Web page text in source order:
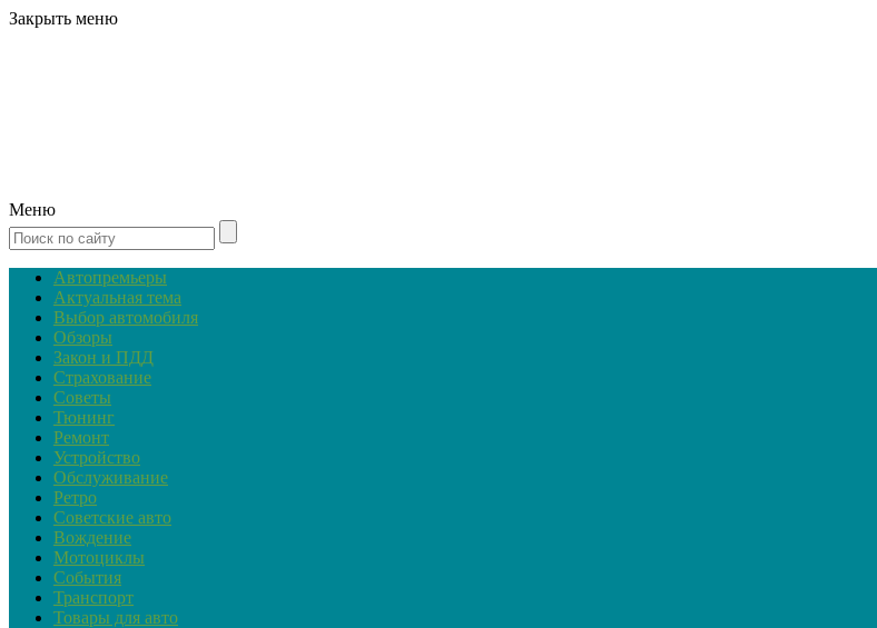
Закрыть меню
Меню
Автопремьеры
Актуальная тема
Выбор автомобиля
Обзоры
Закон и ПДД
Страхование
Советы
Тюнинг
Ремонт
Устройство
Обслуживание
Ретро
Советские авто
Вождение
Мотоциклы
События
Транспорт
Товары для авто